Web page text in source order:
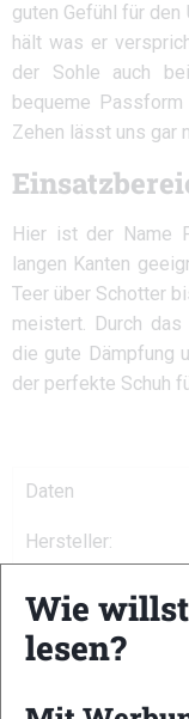
guten Gefühl für
hält was er
der Sohle auch
bequeme
Zehen lässt uns gar
Hier ist der Name
langen Kanten
Teer über Schotter
meistert. Durch
die gute Dämpfung
der perfekte Schuh
Daten
Hersteller:
Modell:
Gewicht:
Wie
lesen?